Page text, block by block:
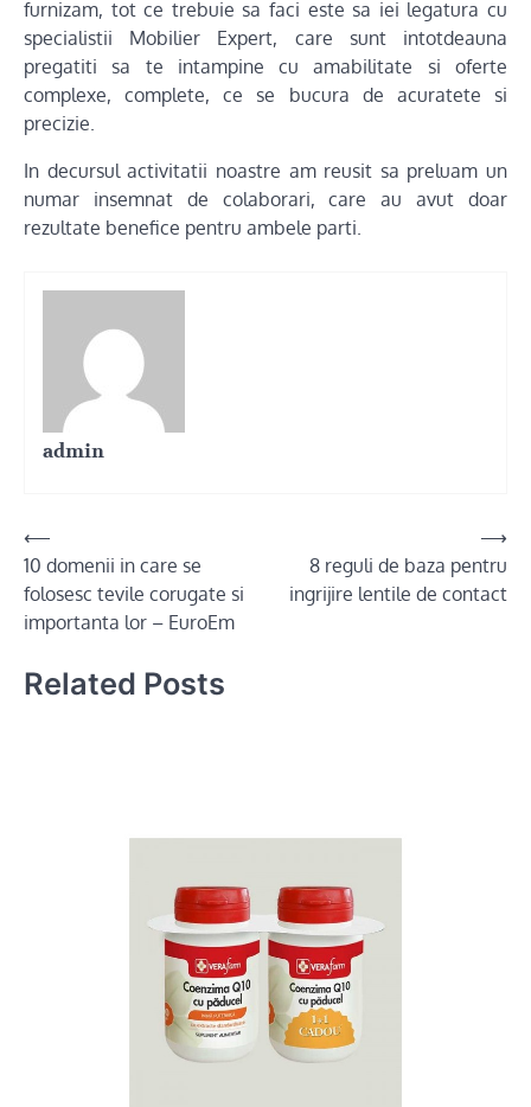
furnizam, tot ce trebuie sa faci este sa iei legatura cu
specialistii Mobilier Expert, care sunt intotdeauna
pregatiti sa te intampine cu amabilitate si oferte
complexe, complete, ce se bucura de acuratete si
precizie.
In decursul activitatii noastre am reusit sa preluam un
numar insemnat de colaborari, care au avut doar
rezultate benefice pentru ambele parti.
admin
Post
navigation
⟵
10 domenii in care se
folosesc tevile corugate si
importanta lor – EuroEm
8 reguli de baza pentru
ingrijire lentile de contact
⟶
Related Posts